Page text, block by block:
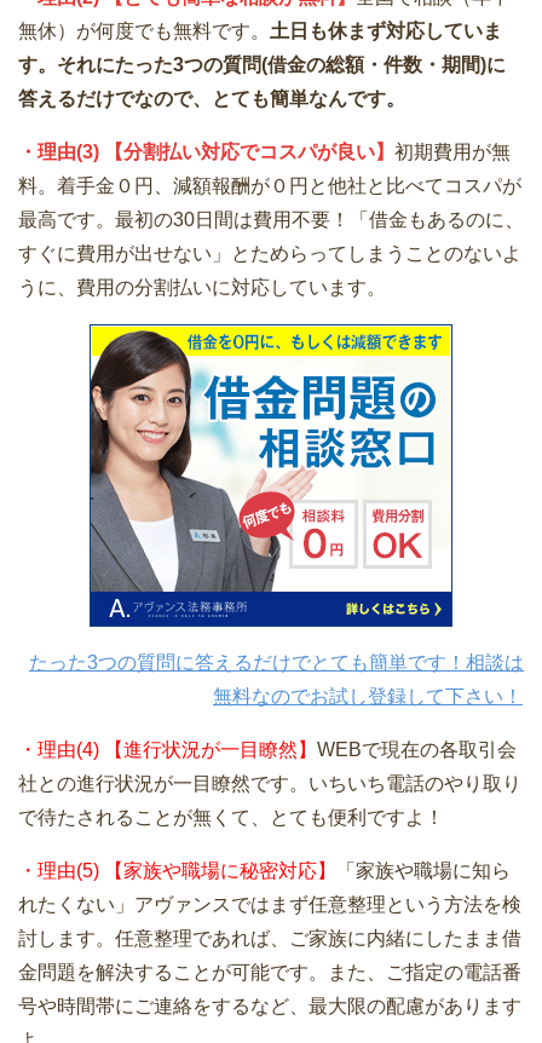
無休）が何度でも無料です。 土日も休まず対応していま
す。それにたった3つの質問(借金の総額・件数・期間)に
答えるだけでなので、とても簡単なんです。
・理由(3) 【分割払い対応でコスパが良い】 初期費用が無
料。着手金０円、減額報酬が０円と他社と比べてコスパが
最高です。最初の30日間は費用不要！「借金もあるのに、
すぐに費用が出せない」とためらってしまうことのないよ
うに、費用の分割払いに対応しています。
たった3つの質問に答えるだけでとても簡単です！相談は
無料なのでお試し登録して下さい！
・理由(4) 【進行状況が一目瞭然】 WEBで現在の各取引会
社との進行状況が一目瞭然です。いちいち電話のやり取り
で待たされることが無くて、とても便利ですよ！
・理由(5) 【家族や職場に秘密対応】
「家族や職場に知ら
れたくない」アヴァンスではまず任意整理という方法を検
討します。任意整理であれば、ご家族に内緒にしたまま借
金問題を解決することが可能です。また、ご指定の電話番
号や時間帯にご連絡をするなど、最大限の配慮があります